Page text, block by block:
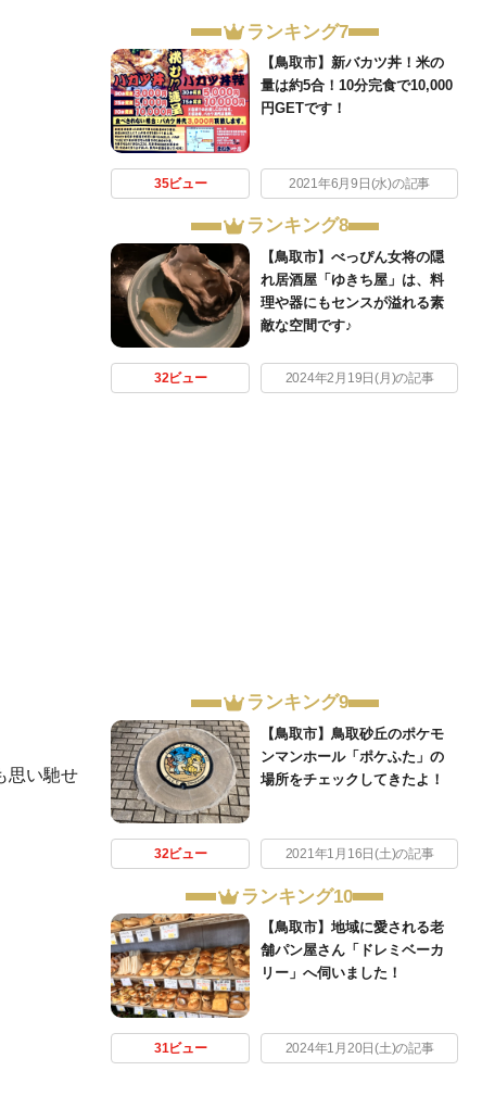
思い馳せ
ランキング7
【鳥取市】新バカツ丼！米の
量は約5合！10分完食で10,000
円GETです！
35ビュー 2021年6月9日(水)の記事
ランキング8
【鳥取市】べっぴん女将の隠
れ居酒屋「ゆきち屋」は、料
理や器にもセンスが溢れる素
敵な空間です♪
32ビュー 2024年2月19日(月)の記事
ランキング9
【鳥取市】鳥取砂丘のポケモ
ンマンホール「ポケふた」の
場所をチェックしてきたよ！
32ビュー 2021年1月16日(土)の記事
ランキング10
【鳥取市】地域に愛される老
舗パン屋さん「ドレミベーカ
リー」へ伺いました！
31ビュー 2024年1月20日(土)の記事